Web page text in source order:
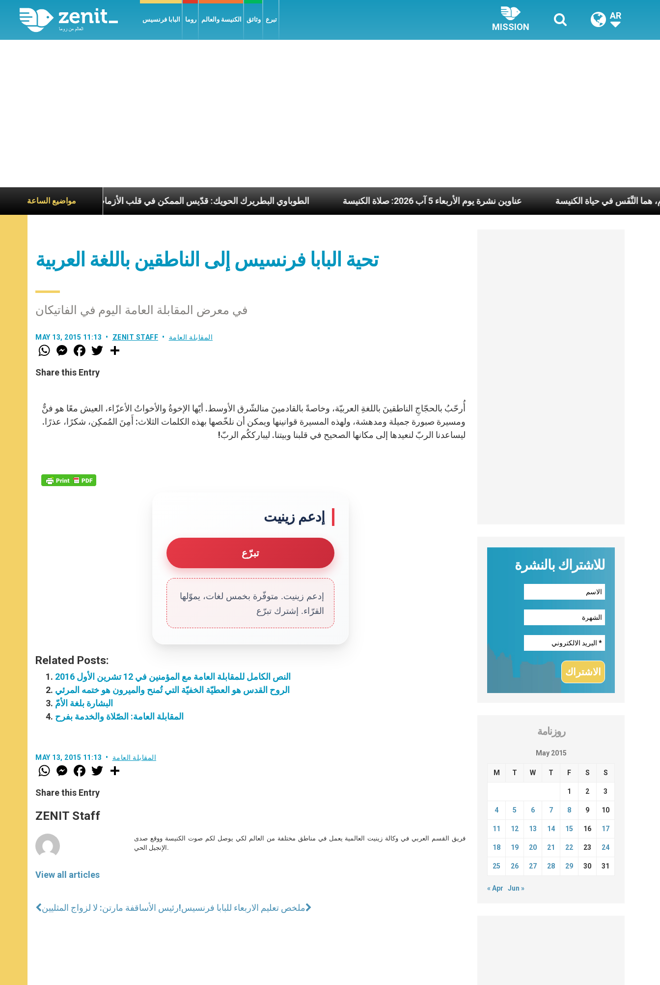
البابا فرنسيس روما الكنيسة والعالم وثائق تبرع
MISSION
AR
مواضيع الساعةالطوباوي البطريرك الحويك: قدّيس الممكن في قلب الأزمات عناوين نشرة يوم الأربعاء 5 آب 2026: صلاة الكنيسة وكلّ يوم، هما النَّفَس في حياة الكنيسة
تحية البابا فرنسيس إلى الناطقين باللغة العربية
في معرض المقابلة العامة اليوم في الفاتيكان
MAY 13, 2015 11:13 ZENIT STAFF المقابلة العامة
W
h
t
s
M
e
s
e
r
F
a
e
b
w
Share this Entry
أُرحّبُ بالحجّاجِ الناطقينَ باللغةِ العربيّة، وخاصةً بالقادمينَ منالشّرق الأوسط. أيّها الإخوةُ والأخواتُ الأعزّاء، العيش معًا هو فنٌّ
ومسيرة صبورة جميلة ومدهشة، ولهذه المسيرة قوانينها ويمكن أن نلخّصها بهذه الكلمات الثلاث: أَمِنَ المُمكِن، شكرًا، عذرًا.
ليساعدنا الربّ لنعيدها إلى مكانها الصحيح في قلبنا وبيتنا. ليبارككُم الربّ!
إدعم زينيت
تبرّع
إدعم زينيت. متوفّرة بخمس لغات، يموّلها
القرّاء. إشترك تبرّع
Related Posts:
النص الكامل للمقابلة العامة مع المؤمنين في 12 تشرين الأول 2016
الروح القدس هو العطيّة الخفيّة التي تُمنح والميرون هو ختمه المرئي
البشارة بلغة الأمّ
المقابلة العامة: الصّلاة والخدمة بفرح
MAY 13, 2015 11:13 المقابلة العامة
W
h
t
s
p
p
M
e
s
e
g
e
F
a
e
b
o
k
w
Share this Entry
ZENIT Staff
View all articles
فريق القسم العربي في وكالة زينيت العالمية يعمل في مناطق مختلفة من العالم لكي يوصل لكم صوت الكنيسة ووقع صدى
الإنجيل الحي.
رئيس الأساقفة مارتن: لا لزواج المثليين!ملخص تعليم الاربعاء للبابا فرنسيس
للاشتراك بالنشرة
روزنامة
May 2015
M T W T F S S
1 2 3
4 5 6 7 8 9 10
11 12 13 14 15 16 17
18 19 20 21 22 23 24
25 26 27 28 29 30 31
« Apr Jun »